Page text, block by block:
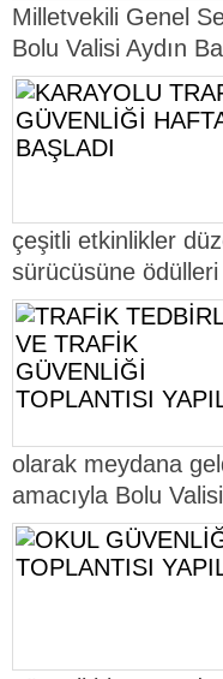
Milletvekili Genel
Bolu Valisi Aydın
çeşitli etkinlikler
sürücüsüne
olarak meydana
amacıyla Bolu